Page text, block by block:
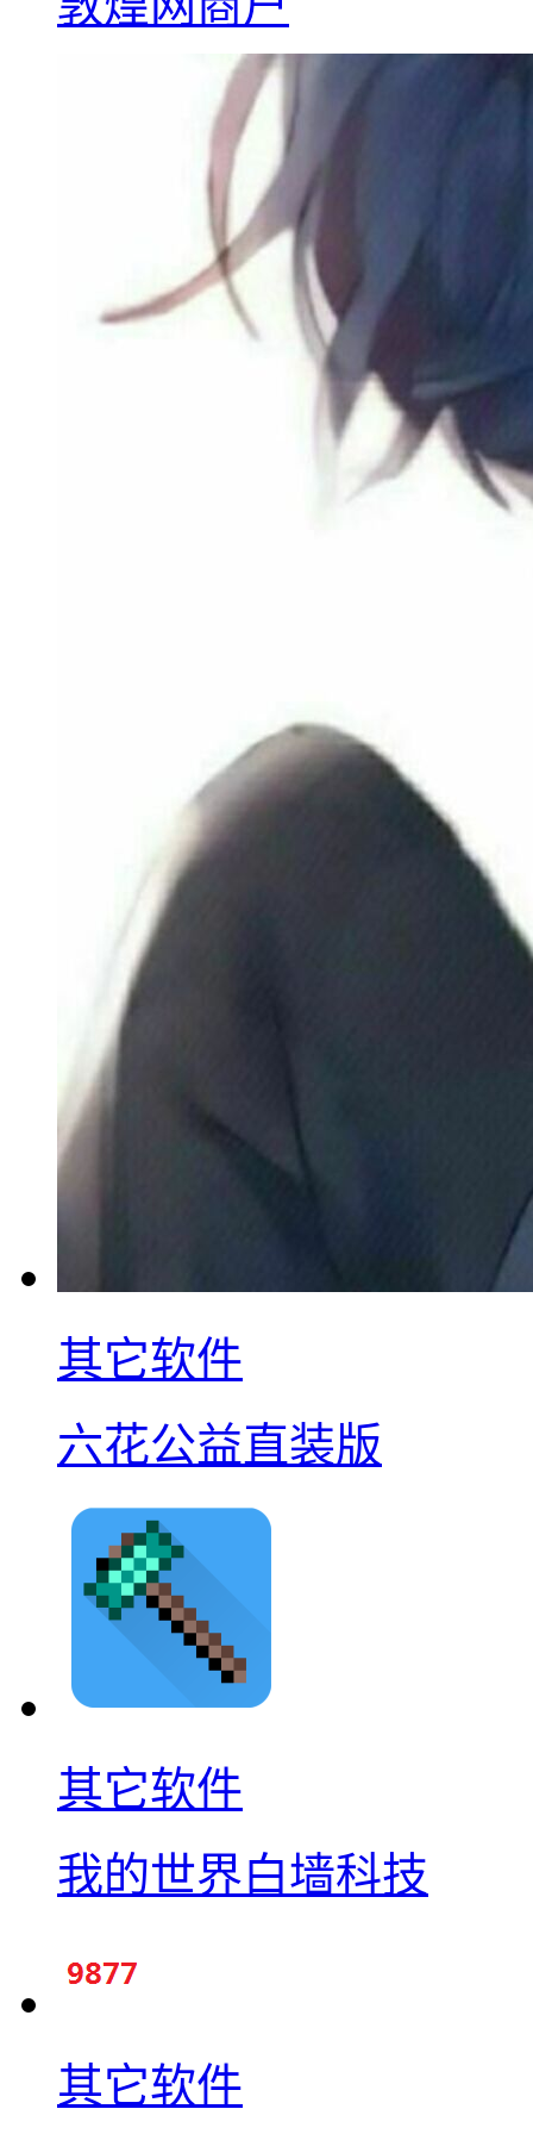
其它软件
六花公益直装版
其它软件
我的世界白墙科技
其它软件